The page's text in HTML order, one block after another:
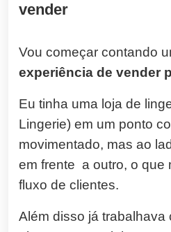
vender
Vou começar contando
experiência de vender
Eu tinha uma loja de
Lingerie) em um ponto
movimentado, mas ao
em frente a outro, o que
fluxo de clientes.
Além disso já trabalhava